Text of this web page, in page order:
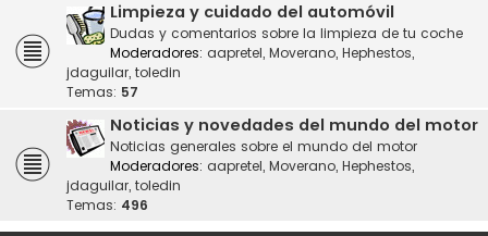
Limpieza y cuidado del automóvil
Dudas y comentarios sobre la limpieza de tu coche
Moderadores: aapretel, Moverano, Hephestos,
jdaguilar, toledin
Temas: 57
Noticias y novedades del mundo del motor
Noticias generales sobre el mundo del motor
Moderadores: aapretel, Moverano, Hephestos,
jdaguilar, toledin
Temas: 496